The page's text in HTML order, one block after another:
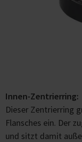
Innen-Zentrierring:
Dieser Zentrierring
Flansches ein. Der
und sitzt damit